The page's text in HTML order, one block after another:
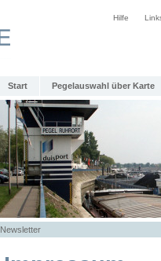
Hilfe
Start Pegelauswahl über Karte
Newsletter